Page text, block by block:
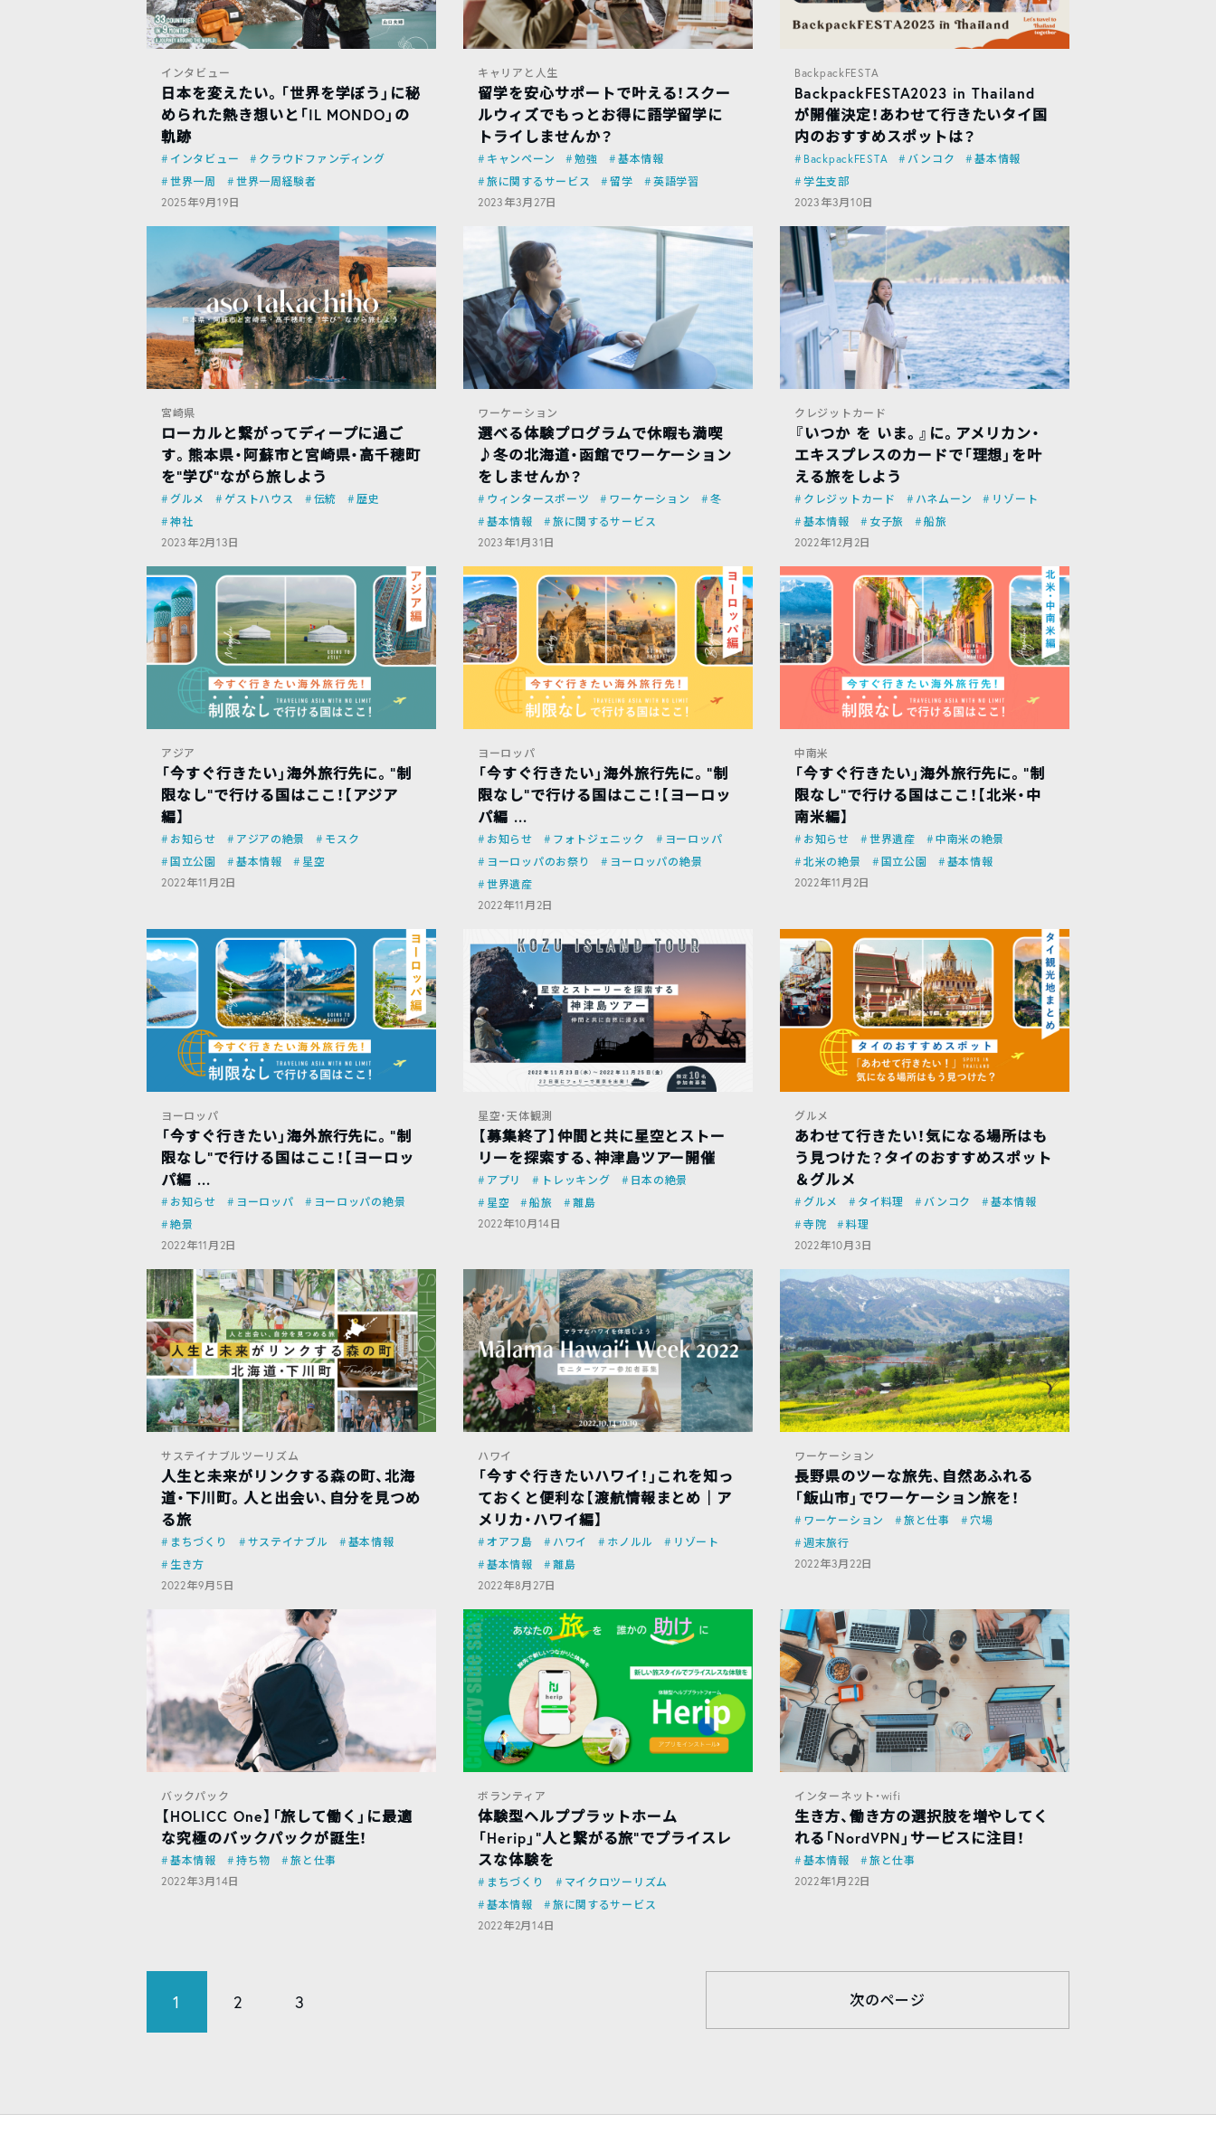
インタビュー
日本を変えたい。「世界を学ぼう」に秘
められた熱き想いと「IL MONDO」の
軌跡
インタビュー
クラウドファンディング
世界一周
世界一周経験者
2025年9月19日
キャリアと人生
留学を安心サポートで叶える！スクー
ルウィズでもっとお得に語学留学に
トライしませんか？
キャンペーン 勉強
基本情報
旅に関するサービス
留学
英語学習
2023年3月27日
BackpackFESTA
BackpackFESTA2023 in Thailand
が開催決定！あわせて行きたいタイ国
内のおすすめスポットは？
BackpackFESTA バンコク
基本情報
学生支部
2023年3月10日
宮崎県
ローカルと繋がってディープに過ご
す。熊本県・阿蘇市と宮崎県・高千穂町
を“学び”ながら旅しよう
グルメ ゲストハウス 伝統
歴史
神社
2023年2月13日
ワーケーション
選べる体験プログラムで休暇も満喫
♪冬の北海道・函館でワーケーション
をしませんか？
ウィンタースポーツ ワーケーション
冬
基本情報
旅に関するサービス
2023年1月31日
クレジットカード
『いつか を いま。』に。アメリカン・
エキスプレスのカードで「理想」を叶
える旅をしよう
クレジットカード ハネムーン
リゾート
基本情報
女子旅
船旅
2022年12月2日
アジア
「今すぐ行きたい」海外旅行先に。”制
限なし”で行ける国はここ！【アジア
編】
お知らせ アジアの絶景
モスク
国立公園
基本情報
星空
2022年11月2日
ヨーロッパ
「今すぐ行きたい」海外旅行先に。”制
限なし”で行ける国はここ！【ヨーロッ
パ編 ...
お知らせ フォトジェニック
ヨーロッパ
ヨーロッパのお祭り
ヨーロッパの絶景
世界遺産
2022年11月2日
中南米
「今すぐ行きたい」海外旅行先に。”制
限なし”で行ける国はここ！【北米・中
南米編】
お知らせ 世界遺産
中南米の絶景
北米の絶景
国立公園
基本情報
2022年11月2日
ヨーロッパ
「今すぐ行きたい」海外旅行先に。”制
限なし”で行ける国はここ！【ヨーロッ
パ編 ...
お知らせ ヨーロッパ
ヨーロッパの絶景
絶景
2022年11月2日
星空・天体観測
【募集終了】仲間と共に星空とストー
リーを探索する、神津島ツアー開催
アプリ トレッキング
日本の絶景
星空
船旅
離島
2022年10月14日
グルメ
あわせて行きたい！気になる場所はも
う見つけた？タイのおすすめスポット
＆グルメ
グルメ タイ料理 バンコク
基本情報
寺院
料理
2022年10月3日
サステイナブルツーリズム
人生と未来がリンクする森の町、北海
道・下川町。人と出会い、自分を見つめ
る旅
まちづくり サステイナブル
基本情報
生き方
2022年9月5日
ハワイ
「今すぐ行きたいハワイ！」これを知っ
ておくと便利な【渡航情報まとめ｜ア
メリカ・ハワイ編】
オアフ島 ハワイ ホノルル
リゾート
基本情報
離島
2022年8月27日
ワーケーション
長野県のツーな旅先、自然あふれる
「飯山市」でワーケーション旅を！
ワーケーション 旅と仕事
穴場
週末旅行
2022年3月22日
バックパック
【HOLICC One】「旅して働く」に最適
な究極のバックパックが誕生！
基本情報 持ち物
旅と仕事
2022年3月14日
ボランティア
体験型ヘルププラットホーム
「Herip」“人と繋がる旅”でプライスレ
スな体験を
まちづくり
マイクロツーリズム
基本情報
旅に関するサービス
2022年2月14日
インターネット・wifi
生き方、働き方の選択肢を増やしてく
れる「NordVPN」サービスに注目！
基本情報
旅と仕事
2022年1月22日
1 2 3 次のページ